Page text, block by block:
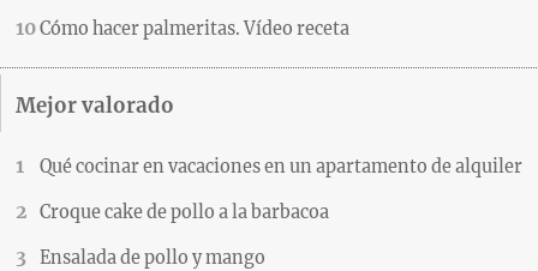
Cómo hacer palmeritas. Vídeo receta
Mejor valorado
Qué cocinar en vacaciones en un apartamento de alquiler
Croque cake de pollo a la barbacoa
Ensalada de pollo y mango